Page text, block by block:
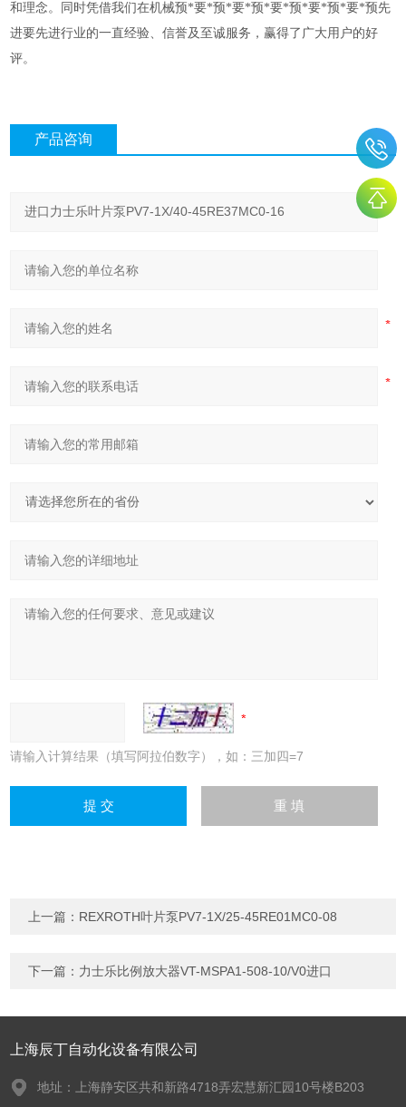
和理念。同时凭借我们在机械预*要*预*要*预*要*预*要*预*要*预先
进要先进行业的一直经验、信誉及至诚服务，赢得了广大用户的好
评。
产品咨询
请输入计算结果（填写阿拉伯数字），如：三加四=7
上一篇： REXROTH叶片泵PV7-1X/25-45RE01MC0-08
下一篇： 力士乐比例放大器VT-MSPA1-508-10/V0进口
上海辰丁自动化设备有限公司
地址：上海静安区共和新路4718弄宏慧新汇园10号楼B203